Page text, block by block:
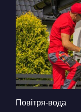
Повітря-вода